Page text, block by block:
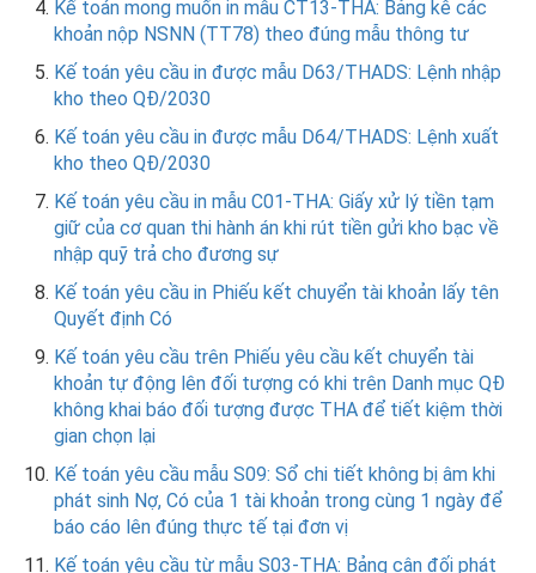
Kế toán mong muốn in mẫu CT13-THA: Bảng kê các
khoản nộp NSNN (TT78) theo đúng mẫu thông tư
Kế toán yêu cầu in được mẫu D63/THADS: Lệnh nhập
kho theo QĐ/2030
Kế toán yêu cầu in được mẫu D64/THADS: Lệnh xuất
kho theo QĐ/2030
Kế toán yêu cầu in mẫu C01-THA: Giấy xử lý tiền tạm
giữ của cơ quan thi hành án khi rút tiền gửi kho bạc về
nhập quỹ trả cho đương sự
Kế toán yêu cầu in Phiếu kết chuyển tài khoản lấy tên
Quyết định Có
Kế toán yêu cầu trên Phiếu yêu cầu kết chuyển tài
khoản tự động lên đối tượng có khi trên Danh mục QĐ
không khai báo đối tượng được THA để tiết kiệm thời
gian chọn lại
Kế toán yêu cầu mẫu S09: Sổ chi tiết không bị âm khi
phát sinh Nợ, Có của 1 tài khoản trong cùng 1 ngày để
báo cáo lên đúng thực tế tại đơn vị
Kế toán yêu cầu từ mẫu S03-THA: Bảng cân đối phát